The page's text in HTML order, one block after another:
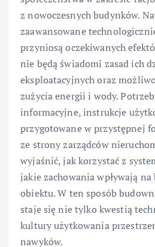
z nowoczesnych budynków.
zaawansowane
przyniosą oczekiwanych
nie będą świadomi zasad ich
eksploatacyjnych oraz
zużycia energii i wody.
informacyjne, instrukcje
przygotowane w przystępnej
ze strony zarządców
wyjaśnić, jak korzystać z
jakie zachowania wpływają
obiektu. W ten sposób
staje się nie tylko kwestią
kultury użytkowania
nawyków.